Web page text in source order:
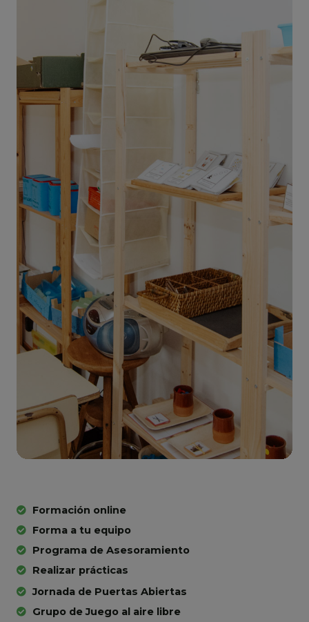
Formación online
Forma a tu equipo
Programa de Asesoramiento
Realizar prácticas
Jornada de Puertas Abiertas
Grupo de Juego al aire libre